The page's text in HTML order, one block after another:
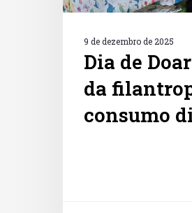
9 de dezembro de 2025
Dia de
da
consumo